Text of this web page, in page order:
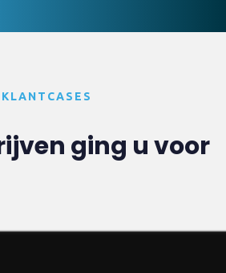
KLANTCASES
ging u voor